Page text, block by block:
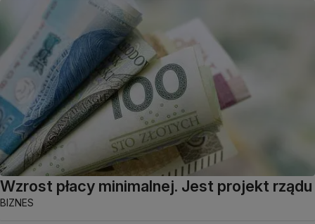
Wzrost płacy minimalnej. Jest projekt rządu
BIZNES